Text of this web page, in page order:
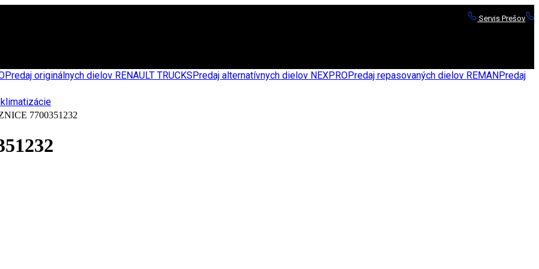
Servis Prešov
Predaj originálnych dielov RENAULT TRUCKSPredaj alternatívnych dielov NEXPROPredaj repasovaných dielov REMANPredaj
7700351232